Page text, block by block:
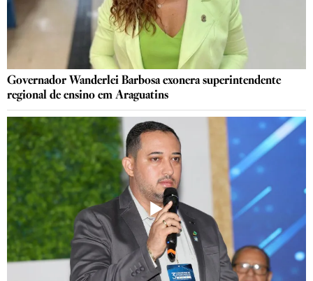
Governador Wanderlei Barbosa exonera superintendente
regional de ensino em Araguatins